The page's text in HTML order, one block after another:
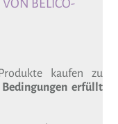
BELICO-
kaufen zu
erfüllt